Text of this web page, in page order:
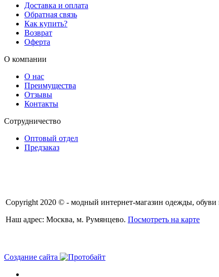
Доставка и оплата
Обратная связь
Как купить?
Возврат
Оферта
О компании
О нас
Преимущества
Отзывы
Контакты
Сотрудничество
Оптовый отдел
Предзаказ
Copyright 2020 © - модный интернет-магазин одежды, обуви
Наш адрес: Москва, м. Румянцево. Посмотреть на карте
Создание сайта